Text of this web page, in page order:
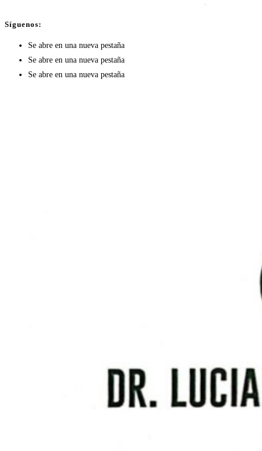
Síguenos:
Se abre en una nueva pestaña
Se abre en una nueva pestaña
Se abre en una nueva pestaña